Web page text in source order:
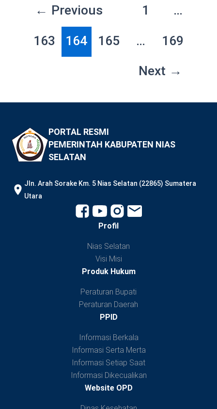
← Previous 1
…
163
164 165 …
169
Next →
PORTAL RESMI
PEMERINTAH KABUPATEN NIAS
SELATAN
JIn. Arah Sorake Km. 5 Nias Selatan (22865) Sumatera
Utara
Profil
Nias Selatan
Visi Misi
Produk Hukum
Peraturan Bupati
Peraturan Daerah
PPID
Informasi Berkala
Informasi Serta Merta
Informasi Setiap Saat
Informasi Dikecualikan
Website OPD